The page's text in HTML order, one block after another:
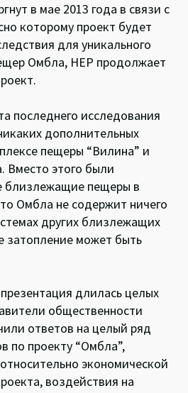
в мае 2013 года в связи с
которому проект будет
для уникального
Омбла, НЕР продолжает
последнего исследования
дополнительных
пещеры “Вилина” и
Вместо этого были
близлежащие пещеры в
Омбла не содержит ничего
других близлежащих
затопление может быть
длилась целых
общественности
ответов на целый ряд
по проекту “Омбла”,
экономической
воздействия на